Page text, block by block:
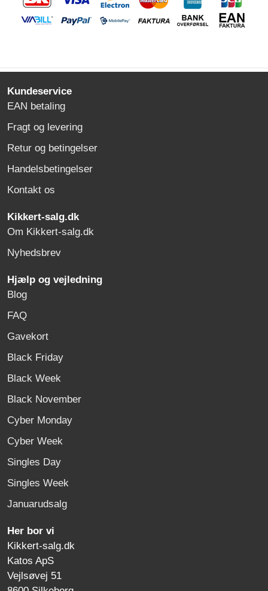
Kundeservice
EAN betaling
Fragt og levering
Retur og betingelser
Handelsbetingelser
Kontakt os
Kikkert-salg.dk
Om Kikkert-salg.dk
Nyhedsbrev
Hjælp og vejledning
Blog
FAQ
Gavekort
Black Friday
Black Week
Black November
Cyber Monday
Cyber Week
Singles Day
Singles Week
Januarudsalg
Her bor vi
Kikkert-salg.dk
Katos ApS
Vejlsøvej 51